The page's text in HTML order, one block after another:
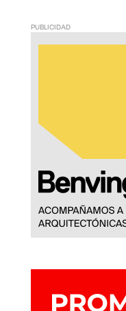
PUBLICIDAD